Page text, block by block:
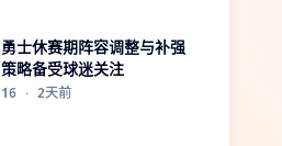
勇士休赛期阵容调整与补强
策略备受球迷关注
16 · 2天前